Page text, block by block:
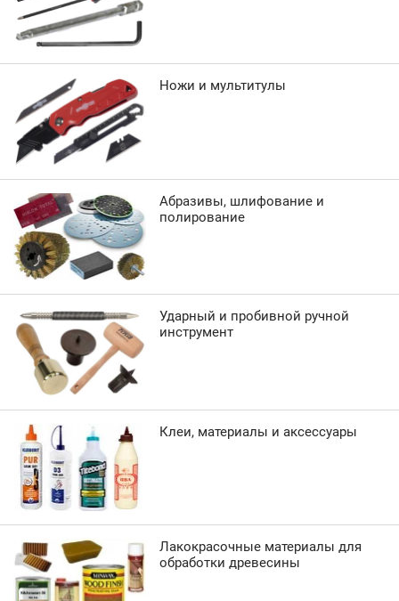
Ножи и мультитулы
Абразивы, шлифование и
полирование
Ударный и пробивной ручной
инструмент
Клеи, материалы и аксессуары
Лакокрасочные материалы для
обработки древесины